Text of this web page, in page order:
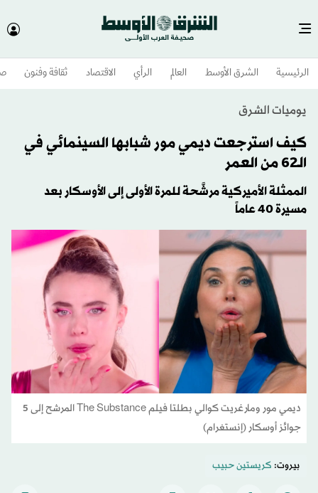
الرئيسية الشرق الأوسط​ العالم الرأي الاقتصاد ثقافة وفنون
يوميات الشرق
كيف استرجعت ديمي مور شبابها السينمائي في
الـ62 من العمر
الممثلة الأميركية مرشَّحة للمرة الأولى إلى الأوسكار بعد
مسيرة 40 عاماً
ديمي مور ومارغريت كوالي بطلتا فيلم The Substance المرشح إلى 5
جوائز أوسكار (إنستغرام)
بيروت: كريستين حبيب